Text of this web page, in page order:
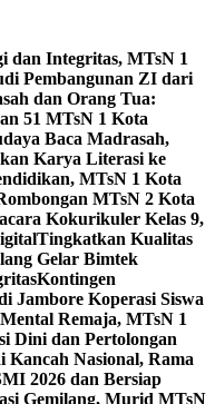
dan Integritas, MTsN 1
Pembangunan ZI dari
dan Orang Tua:
51 MTsN 1 Kota
Baca Madrasah,
Karya Literasi ke
MTsN 1 Kota
MTsN 2 Kota
Kokurikuler Kelas 9,
Tingkatkan Kualitas
Gelar Bimtek
Kontingen
Jambore Koperasi Siswa
Remaja, MTsN 1
Dini dan Pertolongan
Kancah Nasional, Rama
2026 dan Bersiap
Gemilang, Murid MTsN